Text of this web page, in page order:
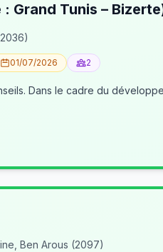
Grand Tunis –
01/07/2026 2
Dans le cadre du
Ben Arous (2097)